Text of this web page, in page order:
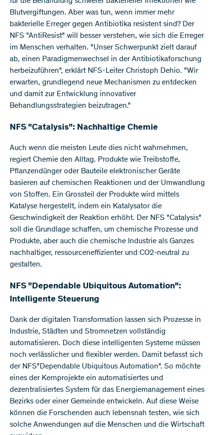
Blutvergiftungen. Aber was tun, wenn immer mehr
bakterielle Erreger gegen Antibiotika resistent sind? Der
NFS "AntiResist" will besser verstehen, wie sich die Erreger
im Menschen verhalten. "Unser Schwerpunkt zielt darauf
ab, einen Paradigmenwechsel in der Antibiotikaforschung
herbeizuführen", erklärt NFS-Leiter Christoph Dehio. "Wir
erwarten, grundlegend neue Mechanismen zu entdecken
und damit zur Entwicklung innovativer
Behandlungsstrategien beizutragen."
NFS "Catalysis": Nachhaltige Chemie
Auch wenn die meisten Leute dies nicht wahrnehmen,
regiert Chemie den Alltag. Produkte wie Treibstoffe,
Pflanzendünger oder Bauteile elektronischer Geräte
basieren auf chemischen Reaktionen und der Umwandlung
von Stoffen. Ein Grossteil der Produkte wird mittels
Katalyse hergestellt, indem ein Katalysator die
Geschwindigkeit der Reaktion erhöht. Der NFS "Catalysis"
soll die Grundlage schaffen, um chemische Prozesse und
Produkte, aber auch die chemische Industrie als Ganzes
nachhaltiger, ressourceneffizienter und CO2-neutral zu
gestalten.
NFS "Dependable Ubiquitous Automation":
Intelligente Steuerung
Dank der digitalen Transformation lassen sich Prozesse in
Industrie, Städten und Stromnetzen vollständig
automatisieren. Doch diese intelligenten Systeme müssen
noch verlässlicher und flexibler werden. Damit befasst sich
der NFS"Dependable Ubiquitous Automation". So möchte
eines der Kernprojekte ein automatisiertes und
dezentralisiertes System für das Energiemanagement eines
Bezirks oder einer Gemeinde entwickeln. Auf diese Weise
können die Forschenden auch lebensnah testen, wie sich
solche Anwendungen auf die Menschen und die Wirtschaft